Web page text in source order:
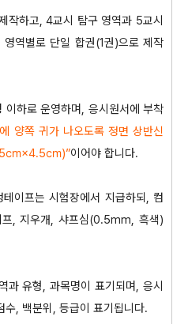
작하고, 4교시 탐구 영역과 5교시
역별로 단일 합권(1권)으로 제작
하로 운영하며, 응시원서에 부착
양쪽 귀가 나오도록 정면 상반신
㎝×4.5㎝)”이어야 합니다.
이프는 시험장에서 지급하되, 컴
, 지우개, 샤프심(0.5mm, 흑색)
과 유형, 과목명이 표기되며, 응시
, 백분위, 등급이 표기됩니다.